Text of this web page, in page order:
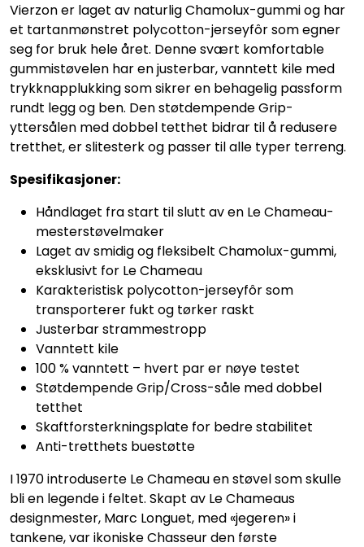
Vierzon er laget av naturlig Chamolux-gummi og har
et tartanmønstret polycotton-jerseyfôr som egner
seg for bruk hele året. Denne svært komfortable
gummistøvelen har en justerbar, vanntett kile med
trykknapplukking som sikrer en behagelig passform
rundt legg og ben. Den støtdempende Grip-
yttersålen med dobbel tetthet bidrar til å redusere
tretthet, er slitesterk og passer til alle typer terreng.
Spesifikasjoner:
Håndlaget fra start til slutt av en Le Chameau-
mesterstøvelmaker
Laget av smidig og fleksibelt Chamolux-gummi,
eksklusivt for Le Chameau
Karakteristisk polycotton-jerseyfôr som
transporterer fukt og tørker raskt
Justerbar strammestropp
Vanntett kile
100 % vanntett – hvert par er nøye testet
Støtdempende Grip/Cross-såle med dobbel
tetthet
Skaftforsterkningsplate for bedre stabilitet
Anti-tretthets buestøtte
I 1970 introduserte Le Chameau en støvel som skulle
bli en legende i feltet. Skapt av Le Chameaus
designmester, Marc Longuet, med «jegeren» i
tankene, var ikoniske Chasseur den første